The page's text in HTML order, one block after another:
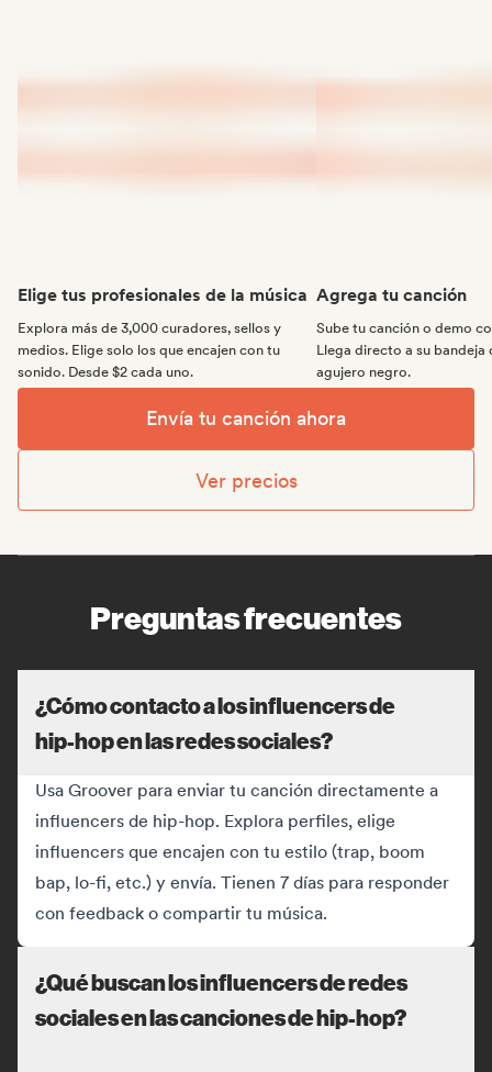
Elige tus profesionales de la música
Explora más de 3,000 curadores, sellos y
medios. Elige solo los que encajen con tu
sonido. Desde $2 cada uno.
Agrega tu canción
Sube tu canción o demo
Llega directo a su bandeja
agujero negro.
Envía tu canción ahora
Ver precios
Preguntas frecuentes
¿Cómo contacto a los influencers de
hip-hop en las redes sociales?
Usa Groover para enviar tu canción directamente a
influencers de hip-hop. Explora perfiles, elige
influencers que encajen con tu estilo (trap, boom
bap, lo-fi, etc.) y envía. Tienen 7 días para responder
con feedback o compartir tu música.
¿Qué buscan los influencers de redes
sociales en las canciones de hip-hop?